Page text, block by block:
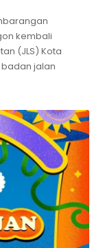
kembali
(JLS) Kota
jalan